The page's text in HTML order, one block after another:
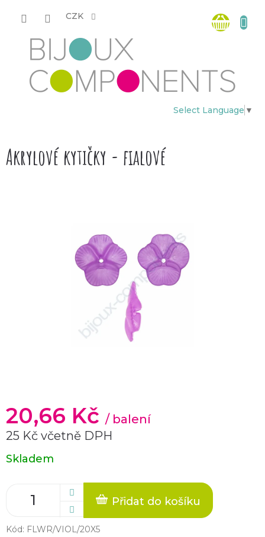
CZK
Select Language ▼
košík
Akrylové kytičky - fialové
20,66 Kč / balení
25 Kč včetně DPH
Měrná
cena:
Skladem
Přidat do košíku
Kód: FLWR/VIOL/20X5